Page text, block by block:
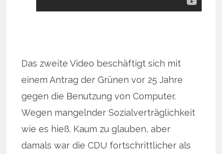
Das zweite Video beschäftigt sich mit
einem Antrag der Grünen vor 25 Jahre
gegen die Benutzung von Computer.
Wegen mangelnder Sozialverträglichkeit
wie es hieß. Kaum zu glauben, aber
damals war die CDU fortschrittlicher als